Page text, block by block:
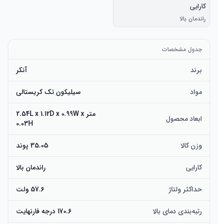
کارایی
راندمان بالا
جدول مشخصات
برند آنکر
مواد سیلیکون تک کریستالی
ابعاد محصول
متر 2.54L x 1.12D x 0.99W x
0.03H
وزن کالا 35.05 پوند
کارایی راندمان بالا
حداکثر ولتاژ 57.6 ولت
رتبه‌بندی دمای بالا 170.6 درجه فارنهایت